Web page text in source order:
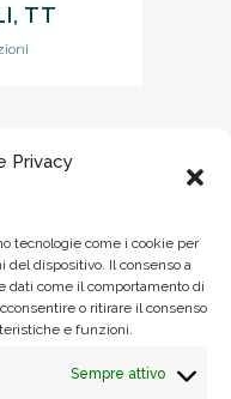
Privacy
tecnologie come i cookie per
dispositivo. Il consenso a
dati come il comportamento di
o ritirare il consenso
e funzioni.
Sempre attivo
TT